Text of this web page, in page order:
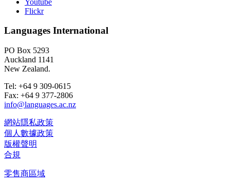
Flickr
Languages International
PO Box 5293
Auckland 1141
New Zealand.
Tel: +64 9 309-0615
Fax: +64 9 377-2806
info@languages.ac.nz
網站隱私政策
個人數據政策
版權聲明
合規
零售商區域